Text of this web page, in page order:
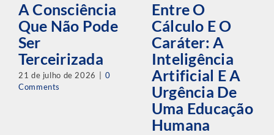
A Consciência
Que Não Pode
Ser
Terceirizada
21 de julho de 2026
0
Comments
Entre O
Cálculo E O
Caráter: A
Inteligência
Artificial E A
Urgência De
Uma Educação
Humana